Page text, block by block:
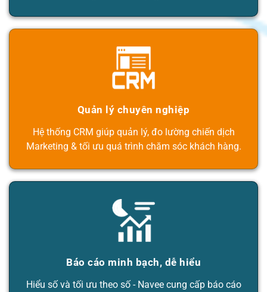
Quản lý chuyên nghiệp
Hệ thống CRM giúp quản lý, đo lường chiến dịch
Marketing & tối ưu quá trình chăm sóc khách hàng.
Báo cáo minh bạch, dễ hiểu
Hiểu số và tối ưu theo số - Navee cung cấp báo cáo